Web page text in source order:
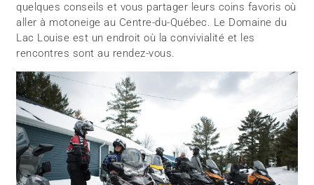
quelques conseils et vous partager leurs coins favoris où
aller à motoneige au Centre-du-Québec. Le Domaine du
Lac Louise est un endroit où la convivialité et les
rencontres sont au rendez-vous.